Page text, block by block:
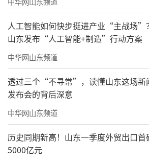
“下雪的时候，需要及时
雪，以防压塌棚体，还要对
加固，尤其是对老旧棚体进
聊城市耿店新村种植户的番
站长工作室高级农艺师蔬菜
查看番茄长势，并根据番茄
项给农户详细指导。
人工智能如何快步挺进产业“主战场”
山东发布“人工智能+制造”行动方案
中华网山东频道
透过三个“不寻常”，读懂山东这场新
发布会的背后深意
中华网山东频道
历史同期新高！山东一季度外贸出口首
5000亿元